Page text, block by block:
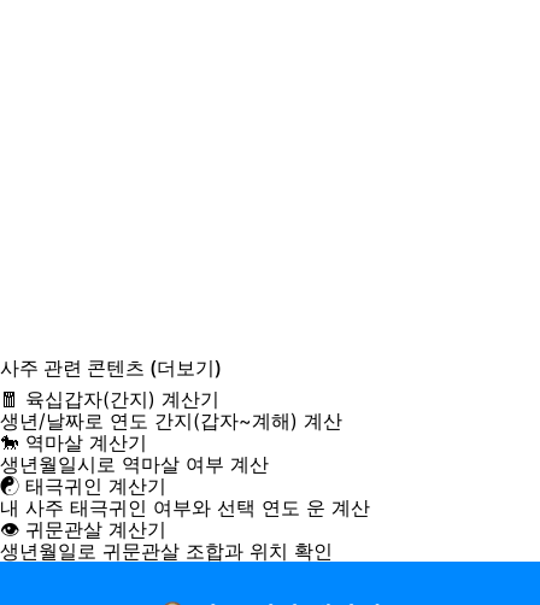
사주 관련 콘텐츠 (더보기)
🧧 육십갑자(간지) 계산기
생년/날짜로 연도 간지(갑자~계해) 계산
🐎 역마살 계산기
생년월일시로 역마살 여부 계산
☯️ 태극귀인 계산기
내 사주 태극귀인 여부와 선택 연도 운 계산
👁️ 귀문관살 계산기
생년월일로 귀문관살 조합과 위치 확인